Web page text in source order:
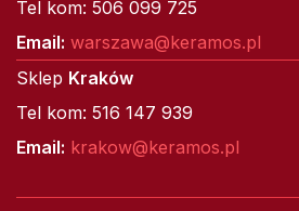
Tel kom: 506 099 725
Email: warszawa@keramos.pl
Sklep Kraków
Tel kom: 516 147 939
Email: krakow@keramos.pl